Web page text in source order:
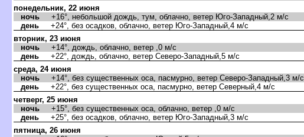
понедельник, 22 июня
ночь +16°, небольшой дождь, тум, облачно, ветер Юго-Западный,2 м/с
день +24°, без осадков, облачно, ветер Юго-Западный,4 м/с
торник, 23 июня
ночь +14°, дождь, облачно, ветер ,0 м/с
день +22°, дождь, облачно, ветер Северо-Западный,5 м/с
среда, 24 июня
ночь +14°, без существенных оса, пасмурно, ветер Северо-Западный,3 м/с
день +22°, без существенных оса, пасмурно, ветер Северный,4 м/с
четверг, 25 июня
ночь +15°, без существенных оса, облачно, ветер ,0 м/с
день +25°, без осадков, облачно, ветер Юго-Западный,3 м/с
пятница, 26 июня